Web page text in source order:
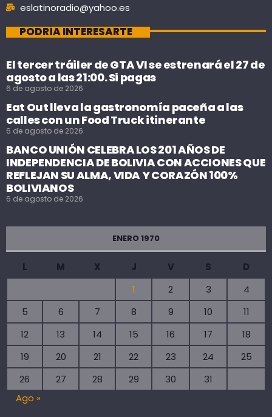
eslatinoradio@yahoo.es
PODRÍA INTERESARTE
El tercer tráiler de GTA VI se estrenará el 27 de
agosto a las 21:00. Si pagas
6 de agosto de 2026
Eat Out lleva la gastronomía paceña a las
calles con un Food Truck itinerante
6 de agosto de 2026
BANCO UNIÓN CELEBRA LOS 201 AÑOS DE
INDEPENDENCIA DE BOLIVIA CON ACCIONES QUE
REFLEJAN SU ALMA, VIDA Y CORAZÓN 100%
BOLIVIANOS
6 de agosto de 2026
ENERO 1970
L M X J V S
D
1
2 3
4
5
6 7 8 9 10
11
12
13 14 15 16 17
18
19
20 21 22 23 24
25
26
27 28 29 30
31
Ago »